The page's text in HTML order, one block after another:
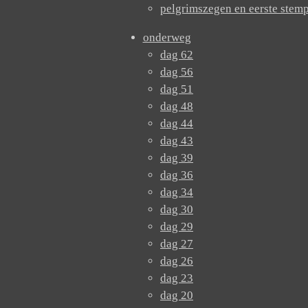
pelgrimszegen en eerste
onderweg
dag 62
dag 56
dag 51
dag 48
dag 44
dag 43
dag 39
dag 36
dag 34
dag 30
dag 29
dag 27
dag 26
dag 23
dag 20